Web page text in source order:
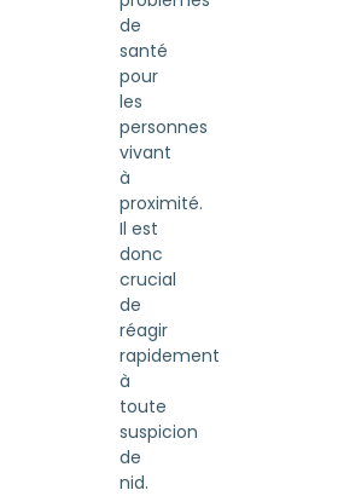
de
santé
pour
les
personnes
vivant
à
proximité.
Il est
donc
crucial
de
réagir
rapidement
à
toute
suspicion
de
nid.